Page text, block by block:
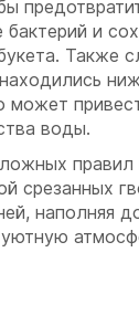
и
Также
может
воды.
правил
срезанных
наполняя